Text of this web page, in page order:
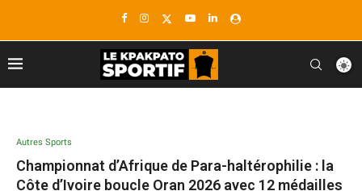
Autres Sports
Championnat d’Afrique de Para-haltérophilie : la
Côte d’Ivoire boucle Oran 2026 avec 12 médailles